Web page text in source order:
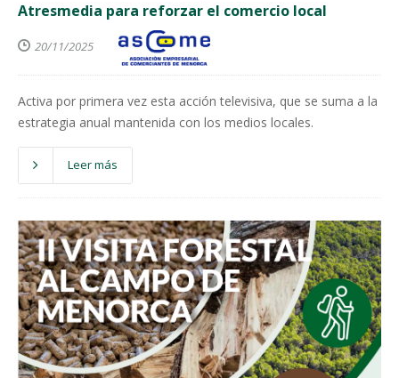
Atresmedia para reforzar el comercio local
20/11/2025
Activa por primera vez esta acción televisiva, que se suma a la
estrategia anual mantenida con los medios locales.
Leer más